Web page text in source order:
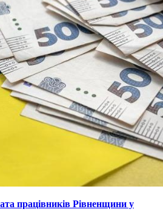
працівників Рівненщини у